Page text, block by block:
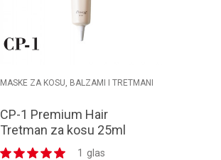
MASKE ZA KOSU, BALZAMI I TRETMANI
CP-1 Premium Hair
Tretman za kosu 25ml
glas
1